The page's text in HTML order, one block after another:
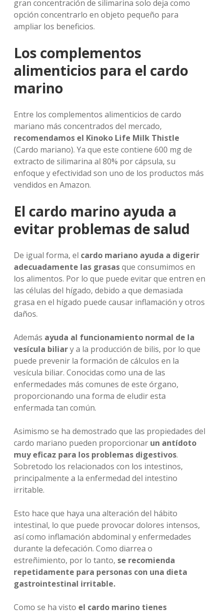
gran concentración de silimarina solo deja como
opción concentrarlo en objeto pequeño para
ampliar los beneficios.
Los complementos
alimenticios para el cardo
marino
Entre los complementos alimenticios de cardo
mariano más concentrados del mercado,
recomendamos el Kinoko Life Milk Thistle
(Cardo mariano). Ya que este contiene 600 mg de
extracto de silimarina al 80% por cápsula, su
enfoque y efectividad son uno de los productos más
vendidos en Amazon.
El cardo marino ayuda a
evitar problemas de salud
De igual forma, el cardo mariano ayuda a digerir
adecuadamente las grasasque consumimos en
los alimentos. Por lo que puede evitar que entren en
las células del hígado, debido a que demasiada
grasa en el hígado puede causar inflamación y otros
daños.
Además ayuda al funcionamiento normal de la
vesícula biliary a la producción de bilis, por lo que
puede prevenir la formación de cálculos en la
vesícula biliar. Conocidas como una de las
enfermedades más comunes de este órgano,
proporcionando una forma de eludir esta
enfermada tan común.
Asimismo se ha demostrado que las propiedades del
cardo mariano pueden proporcionar un antídoto
muy eficaz para los problemas digestivos.
Sobretodo los relacionados con los intestinos,
principalmente a la enfermedad del intestino
irritable.
Esto hace que haya una alteración del hábito
intestinal, lo que puede provocar dolores intensos,
así como inflamación abdominal y enfermedades
durante la defecación. Como diarrea o
estreñimiento, por lo tanto, se recomienda
repetidamente para personas con una dieta
gastrointestinal irritable.
Como se ha visto el cardo marino tienes